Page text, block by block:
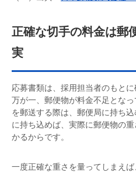
正確な切手の料金は郵
実
応募書類は、採用担当者のもと
万が一、郵便物が料金不足とな
を郵送する際は、郵便局に持ち
に持ち込めば、実際に郵便物の
かるからです。
一度正確な重さを量ってしまえ